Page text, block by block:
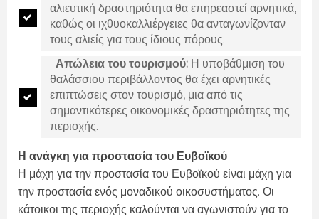
αλιευτική δραστηριότητα θα επηρεαστεί αρνητικά,
καθώς οι ιχθυοκαλλιέργειες θα ανταγωνίζονταν
τους αλιείς για τους ίδιους πόρους.
Απώλεια του τουρισμού: Η υποβάθμιση του
θαλάσσιου περιβάλλοντος θα έχει αρνητικές
επιπτώσεις στον τουρισμό, μια από τις
σημαντικότερες οικονομικές δραστηριότητες της
περιοχής.
Η ανάγκη για προστασία του Ευβοϊκού
Η μάχη για την προστασία του Ευβοϊκού είναι μάχη για
την προστασία ενός μοναδικού οικοσυστήματος. Οι
κάτοικοι της περιοχής καλούνται να αγωνιστούν για το